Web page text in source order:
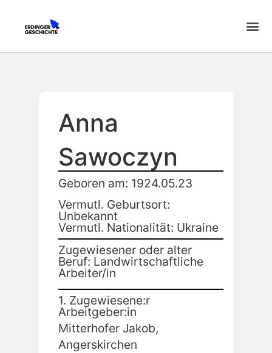
Anna
Sawoczyn
Geboren am: 1924.05.23
Vermutl. Geburtsort:
Unbekannt
Vermutl. Nationalität: Ukraine
Zugewiesener oder alter
Beruf: Landwirtschaftliche
Arbeiter/in
1. Zugewiesene:r
Arbeitgeber:in
Mitterhofer Jakob,
Angerskirchen